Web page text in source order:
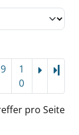
9
1
0
pro Seite